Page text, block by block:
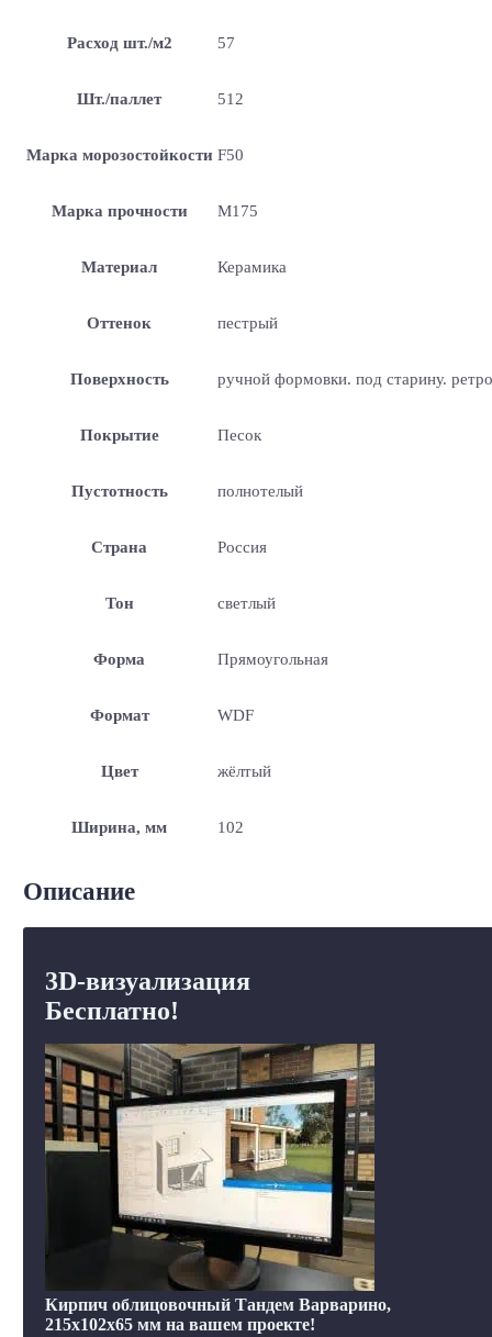
Расход шт./м2 57
Шт./паллет 512
Марка морозостойкости F50
Марка прочности М175
Материал Керамика
Оттенок пестрый
Поверхность ручной формовки. под старину. ретро
Покрытие Песок
Пустотность полнотелый
Страна Россия
Тон светлый
Форма Прямоугольная
Формат WDF
Цвет жёлтый
Ширина, мм 102
Описание
3D-визуализация
Бесплатно!
Кирпич облицовочный Тандем Варварино,
215x102x65 мм на вашем проекте!